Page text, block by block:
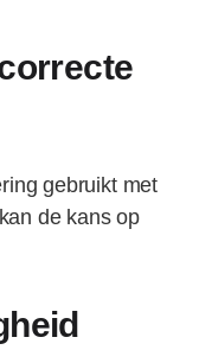
gebruikt met
de kans op